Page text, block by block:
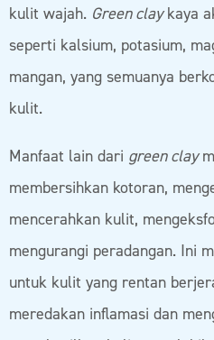
kulit wajah. Green claykaya
seperti kalsium, potasium,
mangan, yang semuanya
kulit.
Manfaat lain dari green clay
membersihkan kotoran,
mencerahkan kulit,
mengurangi peradangan. Ini
untuk kulit yang rentan
meredakan inflamasi dan